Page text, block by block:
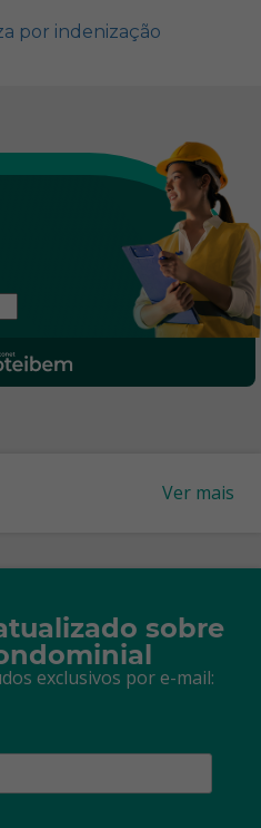
por indenização
Ver mais
sobre
exclusivos por e-mail: